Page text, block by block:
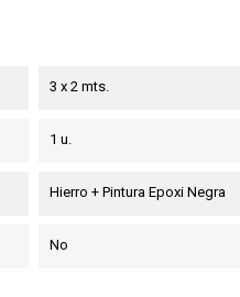
3 x 2 mts.
1 u.
Hierro + Pintura Epoxi Negra
No